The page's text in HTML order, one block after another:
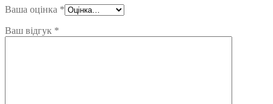
Ваша оцінка *
Ваш відгук *